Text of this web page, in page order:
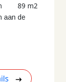
89 m2
aan de